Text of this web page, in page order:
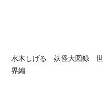
水木しげる 妖怪大図録 世
界編